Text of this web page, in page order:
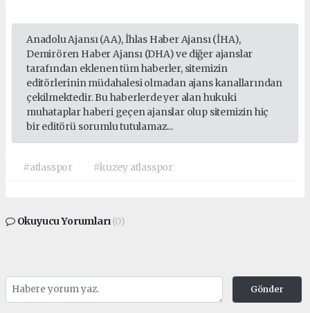
Anadolu Ajansı (AA), İhlas Haber Ajansı (İHA),
Demirören Haber Ajansı (DHA) ve diğer ajanslar
tarafından eklenen tüm haberler, sitemizin
editörlerinin müdahalesi olmadan ajans kanallarından
çekilmektedir. Bu haberlerde yer alan hukuki
muhataplar haberi geçen ajanslar olup sitemizin hiç
bir editörü sorumlu tutulamaz...
#atlasspor #kuzey atlasspor
Okuyucu Yorumları(0)
Gönder